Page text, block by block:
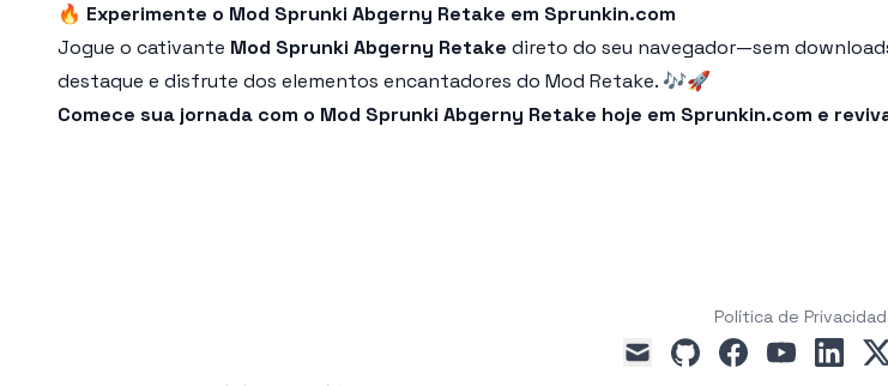
🔥 Experimente o Mod Sprunki Abgerny Retake em Sprunkin.com
Jogue o cativante Mod Sprunki Abgerny Retake direto do seu navegador—sem
destaque e disfrute dos elementos encantadores do Mod Retake. 🎶🚀
Comece sua jornada com o Mod Sprunki Abgerny Retake hoje em Sprunkin.com e
Política de
mail
githubfacebookyoutubelinkedin
x